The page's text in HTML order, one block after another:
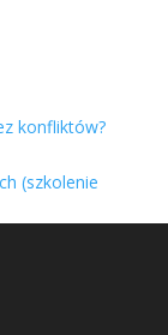
konfliktów?
(szkolenie